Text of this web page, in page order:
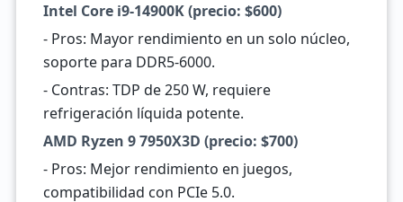
Intel Core i9-14900K (precio: $600)
- Pros: Mayor rendimiento en un solo núcleo,
soporte para DDR5-6000.
- Contras: TDP de 250 W, requiere
refrigeración líquida potente.
AMD Ryzen 9 7950X3D (precio: $700)
- Pros: Mejor rendimiento en juegos,
compatibilidad con PCIe 5.0.